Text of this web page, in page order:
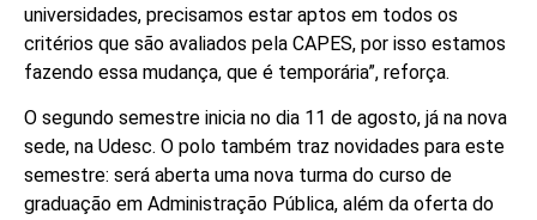
universidades, precisamos estar aptos em todos os
critérios que são avaliados pela CAPES, por isso estamos
fazendo essa mudança, que é temporária”, reforça.
O segundo semestre inicia no dia 11 de agosto, já na nova
sede, na Udesc. O polo também traz novidades para este
semestre: será aberta uma nova turma do curso de
graduação em Administração Pública, além da oferta do